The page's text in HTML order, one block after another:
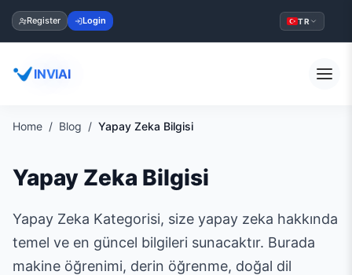
Register Login TR
INVIAI
Home Blog Yapay Zeka Bilgisi
Yapay Zeka Bilgisi
Yapay Zeka Kategorisi, size yapay zeka hakkında
temel ve en güncel bilgileri sunacaktır. Burada
makine öğrenimi, derin öğrenme, doğal dil